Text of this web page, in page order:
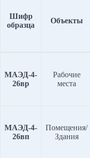
Шифр
образца
Объекты
МАЭД-4-
26вр
Рабочие
места
МАЭД-4-
26вп
Помещения/
Здания